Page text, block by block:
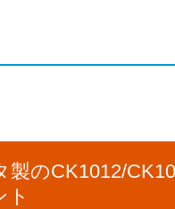
製のCK1012/
ト